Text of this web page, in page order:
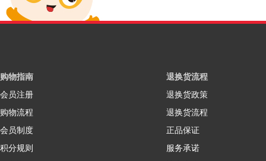
购物指南
会员注册
购物流程
会员制度
积分规则
退换货流程
退换货政策
退换货流程
正品保证
服务承诺